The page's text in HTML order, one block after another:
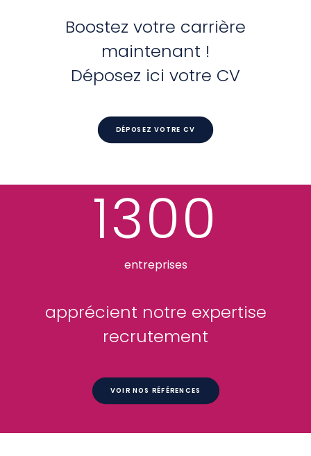
Boostez votre carrière
maintenant !
Déposez ici votre CV
DÉPOSEZ VOTRE CV
1300
entreprises
apprécient notre expertise
recrutement
VOIR NOS RÉFÉRENCES